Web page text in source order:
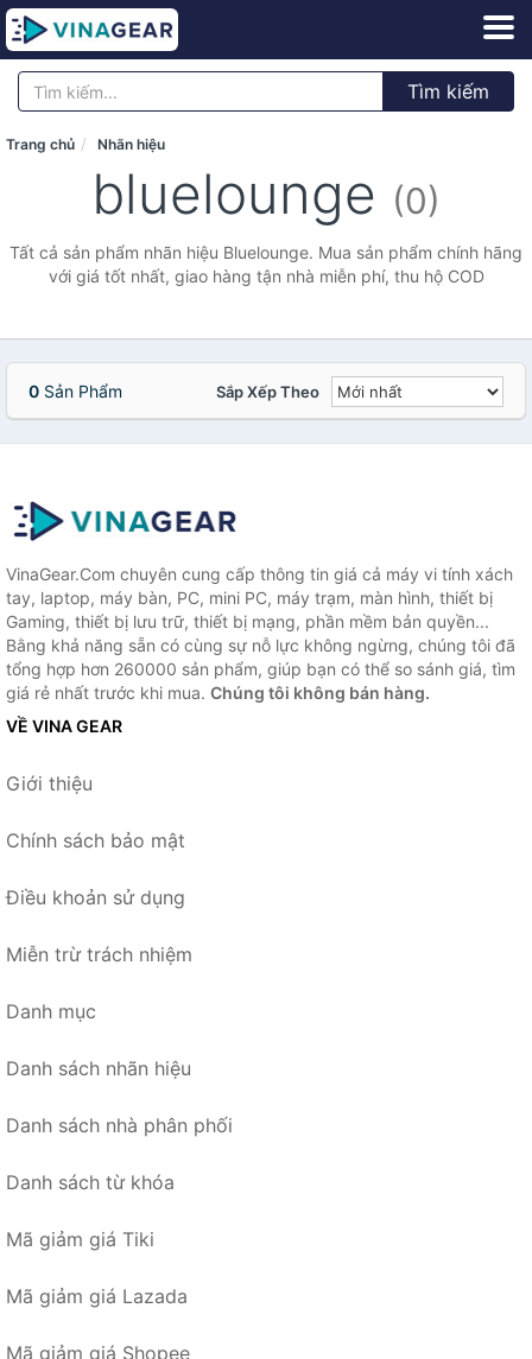
Tìm kiếm
Trang chủ Nhãn hiệu
bluelounge (0)
Tất cả sản phẩm nhãn hiệu Bluelounge. Mua sản phẩm chính hãng
với giá tốt nhất, giao hàng tận nhà miễn phí, thu hộ COD
0 Sản Phẩm Sắp Xếp Theo
VinaGear.Com chuyên cung cấp thông tin giá cả máy vi tính xách
tay, laptop, máy bàn, PC, mini PC, máy trạm, màn hình, thiết bị
Gaming, thiết bị lưu trữ, thiết bị mạng, phần mềm bản quyền...
Bằng khả năng sẵn có cùng sự nỗ lực không ngừng, chúng tôi đã
tổng hợp hơn 260000 sản phẩm, giúp bạn có thể so sánh giá, tìm
giá rẻ nhất trước khi mua. Chúng tôi không bán hàng.
VỀ VINA GEAR
Giới thiệu
Chính sách bảo mật
Điều khoản sử dụng
Miễn trừ trách nhiệm
Danh mục
Danh sách nhãn hiệu
Danh sách nhà phân phối
Danh sách từ khóa
Mã giảm giá Tiki
Mã giảm giá Lazada
Mã giảm giá Shopee